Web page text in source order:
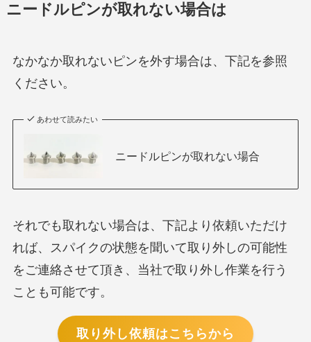
ニードルピンが取れない場合は
なかなか取れないピンを外す場合は、下記を参照
ください。
あわせて読みたい
ニードルピンが取れない場合
それでも取れない場合は、下記より依頼いただけ
れば、スパイクの状態を聞いて取り外しの可能性
をご連絡させて頂き、当社で取り外し作業を行う
ことも可能です。
取り外し依頼はこちらから